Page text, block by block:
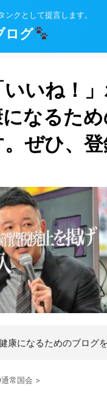
ンクとして提言します。
ログ
いね！
なるた
ぜひ、登
康になるためのブログを
常国会 >